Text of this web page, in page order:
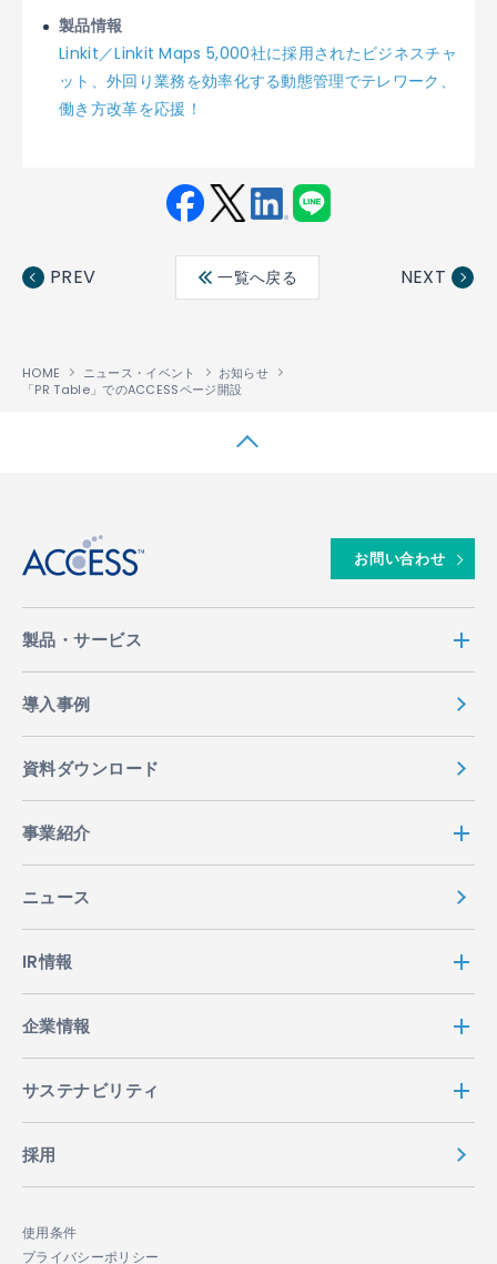
製品情報
Linkit／Linkit Maps 5,000社に採用されたビジネスチャ
ット、外回り業務を効率化する動態管理でテレワーク、
働き方改革を応援！
ebo ter
edin
PREV 一覧へ戻る NEXT
HOME ニュース・イベント
お知らせ
「PR Table」でのACCESSページ開設
お問い合わせ
製品・サービス
導入事例
資料ダウンロード
事業紹介
ニュース
IR情報
企業情報
サステナビリティ
採用
使用条件
プライバシーポリシー